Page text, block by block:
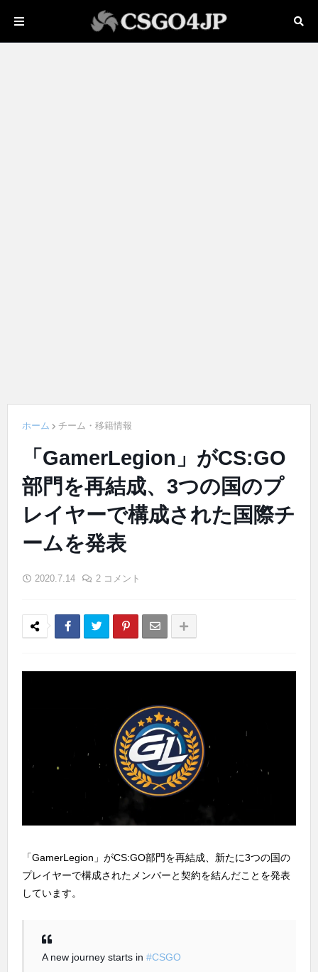
ホーム チーム・移籍情報
「GamerLegion」がCS:GO
部門を再結成、3つの国のプ
レイヤーで構成された国際チ
ームを発表
2020.7.14 2 コメント
「GamerLegion」がCS:GO部門を再結成、新たに3つの国の
プレイヤーで構成されたメンバーと契約を結んだことを発表
しています。
A new journey starts in #CSGO